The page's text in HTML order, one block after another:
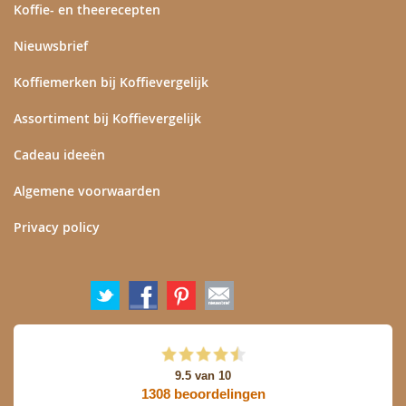
Koffie- en theerecepten
Nieuwsbrief
Koffiemerken bij Koffievergelijk
Assortiment bij Koffievergelijk
Cadeau ideeën
Algemene voorwaarden
Privacy policy